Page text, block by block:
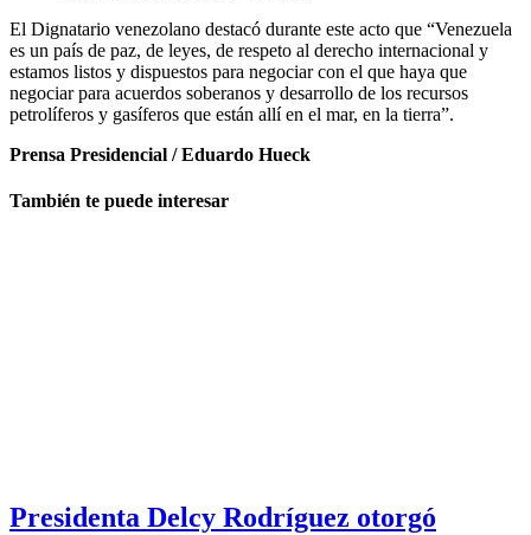
El Dignatario venezolano destacó durante este acto que “Venezuela
es un país de paz, de leyes, de respeto al derecho internacional y
estamos listos y dispuestos para negociar con el que haya que
negociar para acuerdos soberanos y desarrollo de los recursos
petrolíferos y gasíferos que están allí en el mar, en la tierra”.
Prensa Presidencial / Eduardo Hueck
También te puede interesar
Presidenta Delcy Rodríguez otorgó